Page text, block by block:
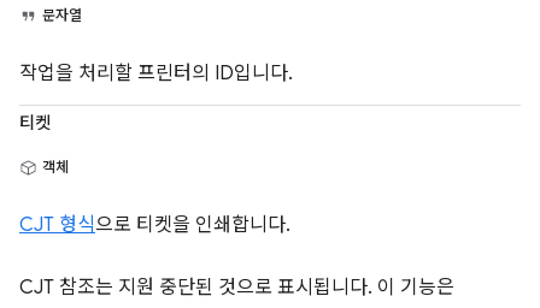
문자열
작업을 처리할 프린터의 ID입니다.
티켓
객체
CJT 형식으로 티켓을 인쇄합니다.
CJT 참조는 지원 중단된 것으로 표시됩니다. 이 기능은